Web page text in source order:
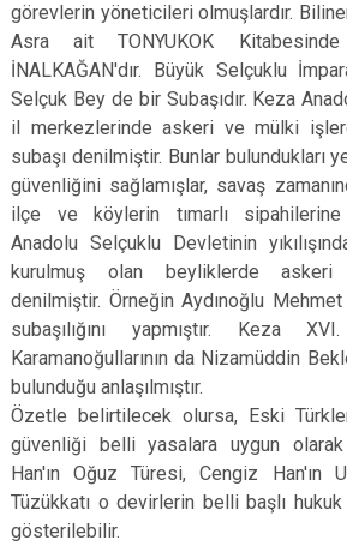
görevlerin yöneticileri olmuşlardır.
Asra ait TONYUKOK
İNALKAĞAN'dır. Büyük Selçuklu
Selçuk Bey de bir Subaşıdır. Keza
il merkezlerinde askeri ve mülki
subaşı denilmiştir. Bunlar bulundukları
güvenliğini sağlamışlar, savaş
ilçe ve köylerin tımarlı
Anadolu Selçuklu Devletinin
kurulmuş olan beyliklerde askeri
denilmiştir. Örneğin Aydınoğlu
subaşılığını yapmıştır. Keza
Karamanoğullarının da Nizamüddin
bulunduğu anlaşılmıştır.
Özetle belirtilecek olursa, Eski
güvenliği belli yasalara uygun olarak
Han'ın Oğuz Türesi, Cengiz Han'ın
Tüzükkatı o devirlerin belli başlı
gösterilebilir.